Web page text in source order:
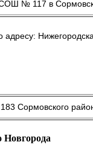
№ 117 в
Сормовского
Новгорода